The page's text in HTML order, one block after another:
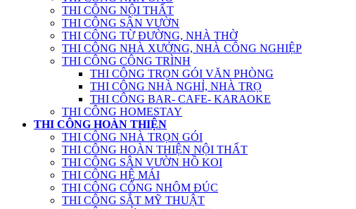
THI CÔNG NỘI THẤT
THI CÔNG SÂN VƯỜN
THI CÔNG TỪ ĐƯỜNG, NHÀ THỜ
THI CÔNG NHÀ XƯỞNG, NHÀ CÔNG NGHIỆP
THI CÔNG CÔNG TRÌNH
THI CÔNG TRỌN GÓI VĂN PHÒNG
THI CÔNG NHÀ NGHỈ, NHÀ TRỌ
THI CÔNG BAR- CAFE- KARAOKE
THI CÔNG HOMESTAY
THI CÔNG HOÀN THIỆN
THI CÔNG NHÀ TRỌN GÓI
THI CÔNG HOÀN THIỆN NỘI THẤT
THI CÔNG SÂN VƯỜN HỒ KOI
THI CÔNG HỆ MÁI
THI CÔNG CỔNG NHÔM ĐÚC
THI CÔNG SẮT MỸ THUẬT